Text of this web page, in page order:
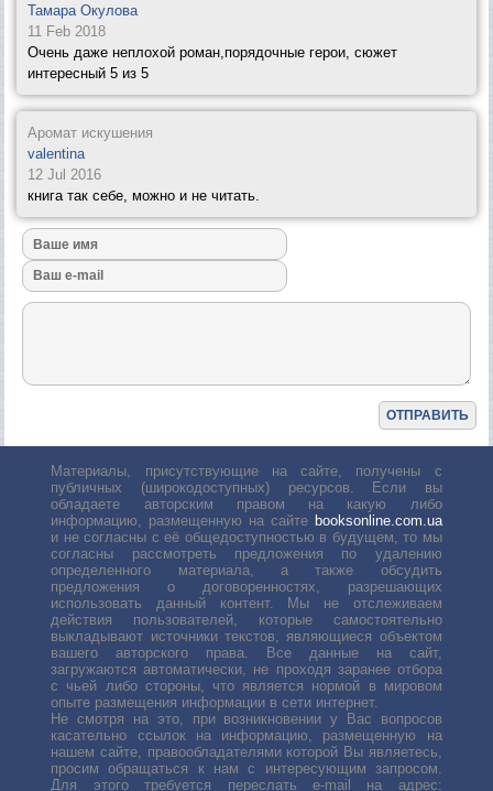
Тамара Окулова
11 Feb 2018
Очень даже неплохой роман,порядочные герои, сюжет
интересный 5 из 5
Аромат искушения
valentina
12 Jul 2016
книга так себе, можно и не читать.
Материалы, присутствующие на сайте, получены с
публичных (широкодоступных) ресурсов. Если вы
обладаете авторским правом на какую либо
информацию, размещенную на сайте booksonline.com.ua
и не согласны с её общедоступностью в будущем, то мы
согласны рассмотреть предложения по удалению
определенного материала, а также обсудить
предложения о договоренностях, разрешающих
использовать данный контент. Мы не отслеживаем
действия пользователей, которые самостоятельно
выкладывают источники текстов, являющиеся объектом
вашего авторского права. Все данные на сайт,
загружаются автоматически, не проходя заранее отбора
с чьей либо стороны, что является нормой в мировом
опыте размещения информации в сети интернет.
Не смотря на это, при возникновении у Вас вопросов
касательно ссылок на информацию, размещенную на
нашем сайте, правообладателями которой Вы являетесь,
просим обращаться к нам с интересующим запросом.
Для этого требуется переслать е-mail на адрес: